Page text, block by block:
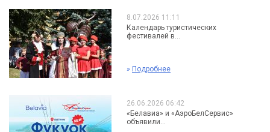
8.07.2026 11:11
Календарь туристических
фестивалей в...
» Подробнее
26.06.2026 06:42
«Белавиа» и «АэроБелСервис»
объявили...